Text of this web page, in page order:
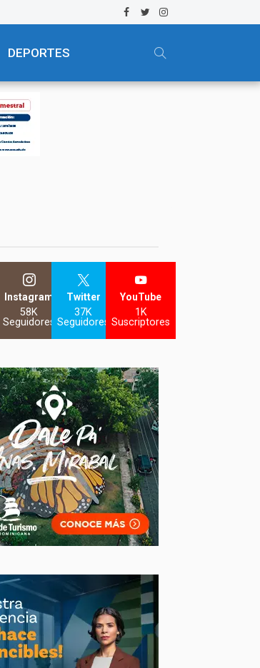
DEPORTES
Instagram
58K
Seguidores
Twitter
37K
Seguidores
YouTube
1K
Suscriptores